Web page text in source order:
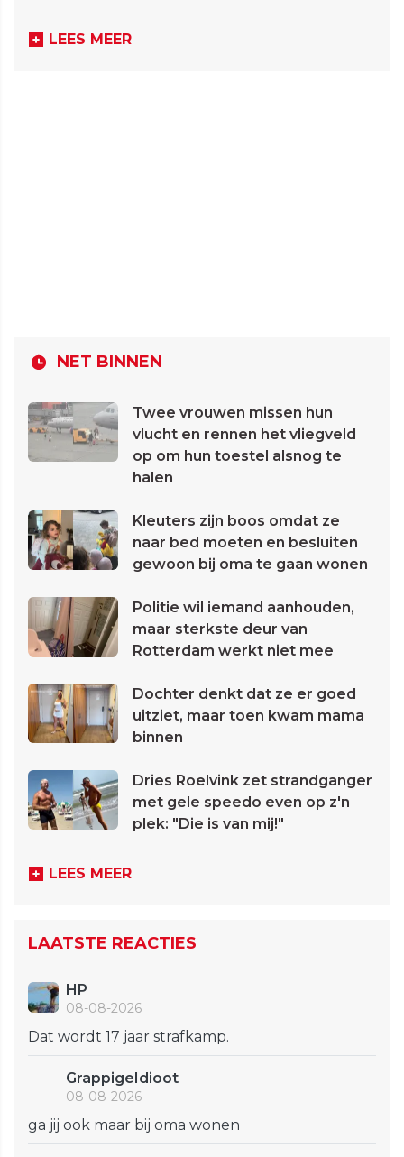
LEES MEER
NET BINNEN
Twee vrouwen missen hun
vlucht en rennen het vliegveld
op om hun toestel alsnog te
halen
Kleuters zijn boos omdat ze
naar bed moeten en besluiten
gewoon bij oma te gaan wonen
Politie wil iemand aanhouden,
maar sterkste deur van
Rotterdam werkt niet mee
Dochter denkt dat ze er goed
uitziet, maar toen kwam mama
binnen
Dries Roelvink zet strandganger
met gele speedo even op z'n
plek: "Die is van mij!"
LEES MEER
LAATSTE REACTIES
HP
08-08-2026
Dat wordt 17 jaar strafkamp.
GrappigeIdioot
08-08-2026
ga jij ook maar bij oma wonen